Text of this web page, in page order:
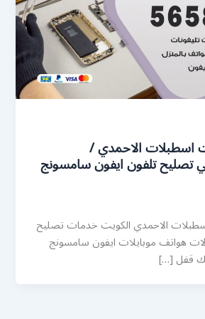
اسطبلات الاحمدي /
/ فني تصليح تلفون ايفون سامسونج
الاحمدي الكويت خدمات تصليح
هواتف موبايلات ايفون سامسونج
قفل […]